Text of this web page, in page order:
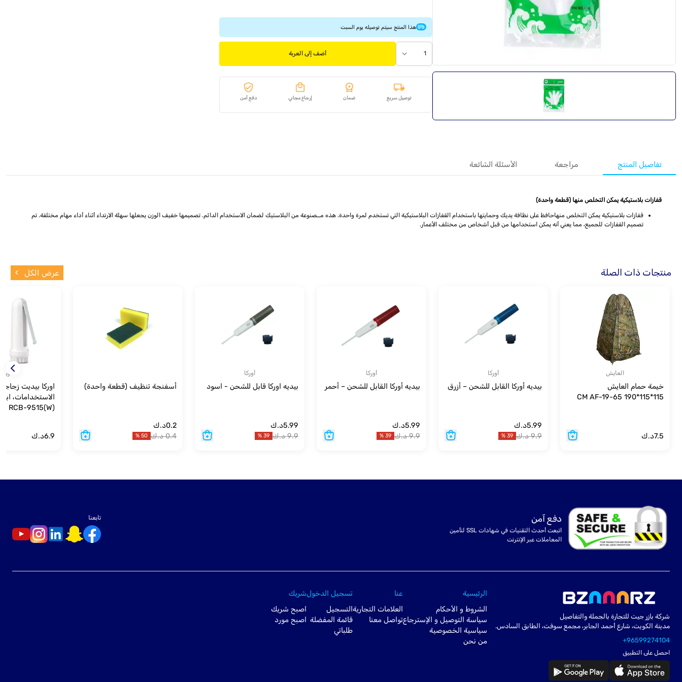
هذا المنتج سيتم توصيله يوم السبت
1 أضف إلى العربة
توصيل سريع ضمان إرجاع مجاني دفع آمن
تفاصيل المنتج مراجعة الأسئلة الشائعة
قفازات بلاستيكية يمكن التخلص منها (قطعة واحدة)
قفازات بلاستيكية يمكن التخلص منهاحافظ على نظافة يديك وحمايتها باستخدام القفازات البلاستيكية التي تستخدم لمرة واحدة. هذه مــصنوعة من البلاستيك لضمان الاستخدام الدائم. تصميمها خفيف الوزن يجعلها سهلة الارتداء أثناء أداء مهام مختلفة. تم
تصميم القفازات للجميع، مما يعني أنه يمكن استخدامها من قبل أشخاص من مختلف الأعمار.
منتجات ذات الصلة عرض الكل
العايش
خيمة حمام العايش
115*115*190 CM AF-19-65
7.5د.ك
أوركا
بيديه أوركا القابل للشحن – أزرق
5.99د.ك
9.9 د.ك 39
%
أوركا
بيديه أوركا القابل للشحن – أحمر
5.99د.ك
9.9 د.ك 39
%
أوركا
بيديه اوركا قابل للشحن - اسود
5.99د.ك
9.9 د.ك 39
%
أسفنجة تنظيف (قطعة واحدة)
0.2د.ك
0.4 د.ك 50
%
أوركا
اوركا بيديت
RCB-9515(W)
6.9د.ك
دفع آمن
اتبعت أحدث التقنيات في شهادات SSL لتأمين
المعاملات عبر الإنترنت
تابعنا
شركة بازر جيت للتجارة بالجملة والتفاصيل
مدينة الكويت، شارع أحمد الجابر، مجمع سوفت، الطابق السادس.
+96599274104
احصل على التطبيق
الرئيسية
الشروط و الأحكام
سياسة التوصيل و الإسترجاع
سياسية الخصوصية
من نحن
عنا
العلامات التجارية
تواصل معنا
تسجيل الدخول
التسجيل
قائمة المفضلة
طلباتي
شريك
اصبح شريك
اصبح مورد